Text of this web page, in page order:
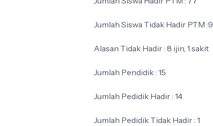
Jumlah Siswa Tidak Hadir PTM :9
Alasan Tidak Hadir : 8 ijin, 1 sakit
Jumlah Pendidik : 15
Jumlah Pedidik Hadir : 14
Jumlah Pedidik Tidak Hadir : 1